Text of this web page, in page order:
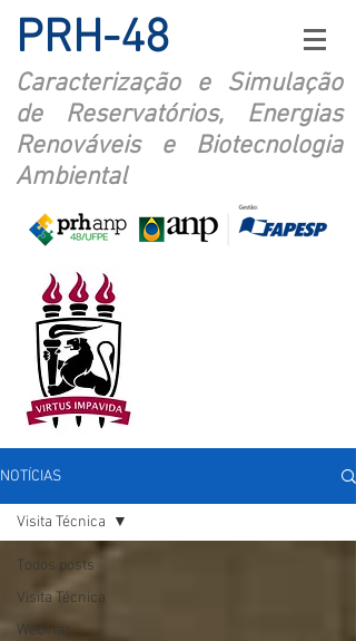
PRH-48
Caracterização e Simulação
de Reservatórios, Energias
Renováveis e Biotecnologia
Ambiental
NOTÍCIAS
Todos posts
Visita Técnica
Webinar
Visita Técnica